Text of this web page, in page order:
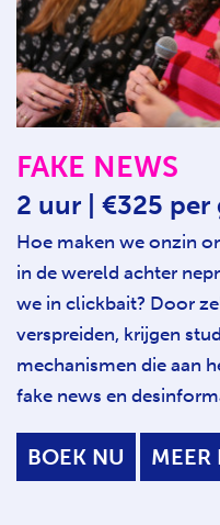
FAKE NEWS
2 uur | €325 per
Hoe maken we onzin
in de wereld achter
we in clickbait? Door
verspreiden, krijgen
mechanismen die aan
fake news en
BOEK NU MEER